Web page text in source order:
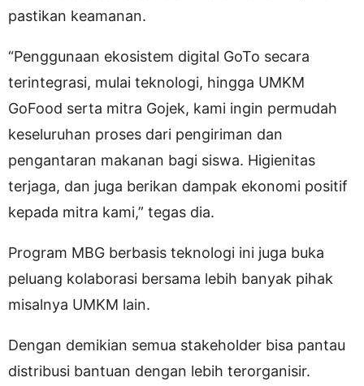
pastikan keamanan.
“Penggunaan ekosistem digital GoTo secara
terintegrasi, mulai teknologi, hingga UMKM
GoFood serta mitra Gojek, kami ingin permudah
keseluruhan proses dari pengiriman dan
pengantaran makanan bagi siswa. Higienitas
terjaga, dan juga berikan dampak ekonomi positif
kepada mitra kami,” tegas dia.
Program MBG berbasis teknologi ini juga buka
peluang kolaborasi bersama lebih banyak pihak
misalnya UMKM lain.
Dengan demikian semua stakeholder bisa pantau
distribusi bantuan dengan lebih terorganisir.